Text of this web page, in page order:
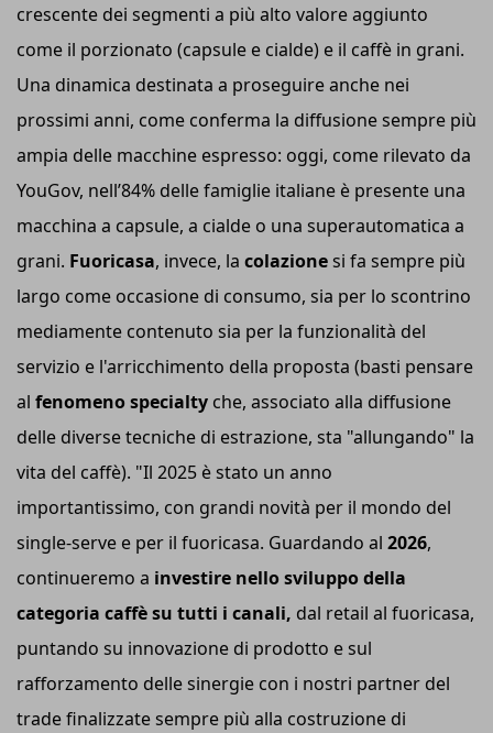
crescente dei segmenti a più alto valore aggiunto
come il porzionato (capsule e cialde) e il caffè in grani.
Una dinamica destinata a proseguire anche nei
prossimi anni, come conferma la diffusione sempre più
ampia delle macchine espresso: oggi, come rilevato da
YouGov, nell’84% delle famiglie italiane è presente una
macchina a capsule, a cialde o una superautomatica a
grani. Fuoricasa, invece, la colazionesi fa sempre più
largo come occasione di consumo, sia per lo scontrino
mediamente contenuto sia per la funzionalità del
servizio e l'arricchimento della proposta (basti pensare
al fenomeno specialty che, associato alla diffusione
delle diverse tecniche di estrazione, sta "allungando" la
vita del caffè). "Il 2025 è stato un anno
importantissimo, con grandi novità per il mondo del
single-serve e per il fuoricasa. Guardando al 2026,
continueremo a investire nello sviluppo della
categoria caffè su tutti i canali, dal retail al fuoricasa,
puntando su innovazione di prodotto e sul
rafforzamento delle sinergie con i nostri partner del
trade finalizzate sempre più alla costruzione di